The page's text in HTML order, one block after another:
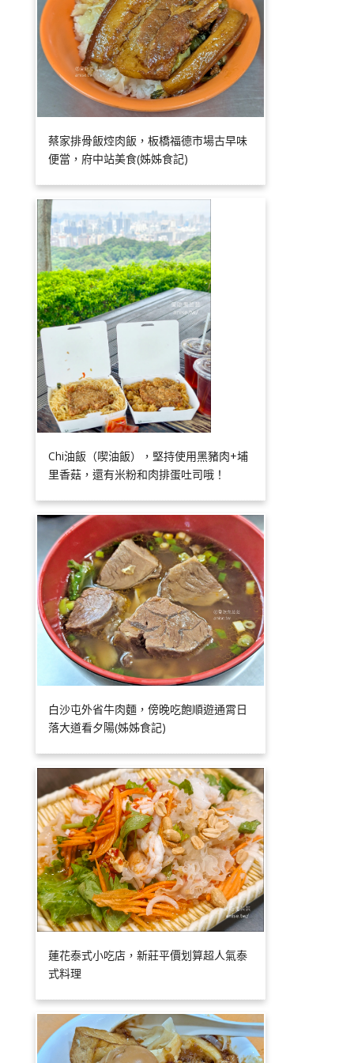
蔡家排骨飯焢肉飯，板橋福德市場古早味
便當，府中站美食(姊姊食記)
Chi油飯（喫油飯），堅持使用黑豬肉+埔
里香菇，還有米粉和肉排蛋吐司哦！
白沙屯外省牛肉麵，傍晚吃飽順遊通霄日
落大道看夕陽(姊姊食記)
蓮花泰式小吃店，新莊平價划算超人氣泰
式料理